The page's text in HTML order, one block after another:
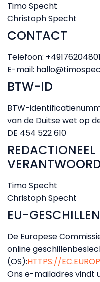
Timo Specht
Christoph Specht
CONTACT
Telefoon:
E-mail:
BTW-ID
BTW-
van de Duitse wet op
DE 454 522 610
REDACTIONEEL
Timo Specht
Christoph Specht
EU-
De Europese
online
(OS):HTTPS://
Ons e-mailadres vindt